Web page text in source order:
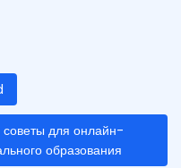
советы для онлайн-
образования